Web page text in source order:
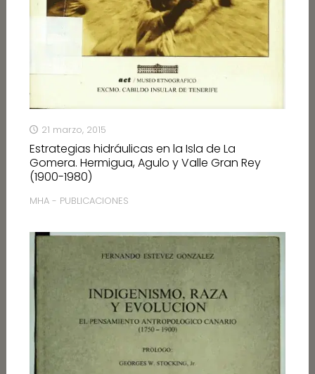
21 marzo, 2015
Estrategias hidráulicas en la Isla de La
Gomera. Hermigua, Agulo y Valle Gran Rey
(1900-1980)
MHA - PUBLICACIONES